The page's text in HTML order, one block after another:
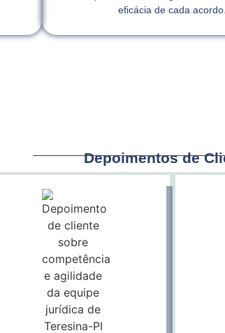
eficácia de cada acordo.
Depoimentos de